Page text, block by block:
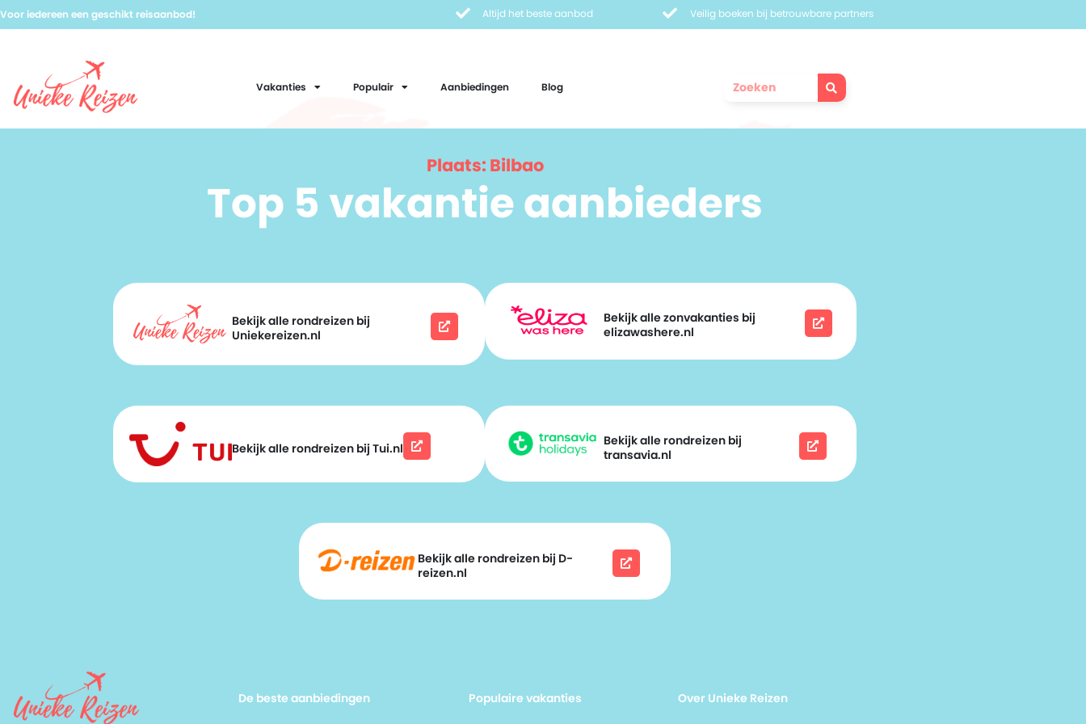
Voor iedereen een geschikt reisaanbod! Altijd het beste aanbod Veilig boeken bij betrouwbare partners
Vakanties Populair Aanbiedingen Blog
Plaats: Bilbao
Top 5 vakantie aanbieders
Bekijk alle rondreizen bij
Uniekereizen.nl
Bekijk alle zonvakanties bij
elizawashere.nl
Bekijk alle rondreizen bij Tui.nl
Bekijk alle rondreizen bij
transavia.nl
Bekijk alle rondreizen bij D-
reizen.nl
De beste aanbiedingen Populaire vakanties Over Unieke Reizen